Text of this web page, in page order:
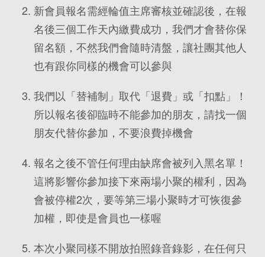
新會員報名需經輪值主席審核並確認後，在報
名後三個工作天內繳費成功，我們才會替你保
留名額，不然我們會隨時清盤，讓社團其他人
也有跟你同樣的機會可以參與
我們以「替補制」取代「退費」或「扣點」！
所以報名後卻臨時不能參加的朋友，請找一個
朋友代替你參加，不要浪費掉機會
報名之後不管任何理由缺席會被列入黑名單！
這將影響你參加接下來兩場小聚的權利，因為
會被停權2次，要等第三場小聚時才可恢復參
加權，即使是會員也一樣喔
本次小聚同樣不開放拍照錄音錄影，在任何只